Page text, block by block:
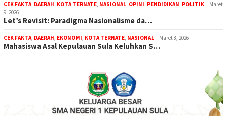
CEK FAKTA, DAERAH, KOTA TERNATE, NASIONAL, OPINI, PENDIDIKAN, POLITIK
Maret
9, 2026
Let’s Revisit: Paradigma Nasionalisme da…
CEK FAKTA, DAERAH, EKONOMI, KOTA TERNATE, NASIONAL Maret 8, 2026
Mahasiswa Asal Kepulauan Sula Keluhkan S…